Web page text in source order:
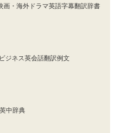
画・海外ドラマ英語字幕翻訳辞書
ジネス英会話翻訳例文
中辞典